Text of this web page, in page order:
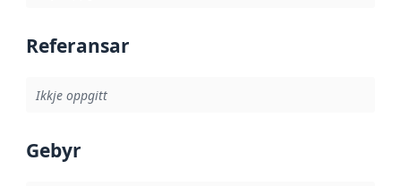
Referansar
Ikkje oppgitt
Gebyr